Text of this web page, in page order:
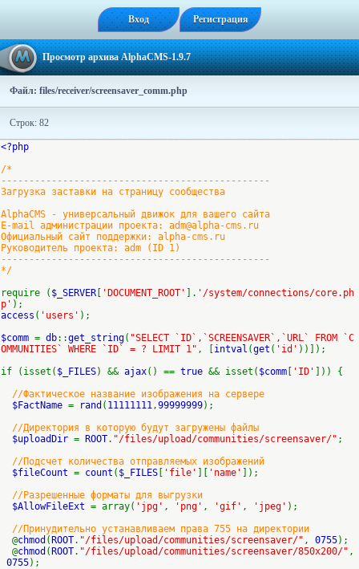
Вход Регистрация
Просмотр архива AlphaCMS-1.9.7
Файл: files/receiver/screensaver_comm.php
Строк: 82
<?php
/*
------------------------------------------------
Загрузка заставки на страницу сообщества
AlphaCMS - универсальный движок для вашего сайта
E-mail администрации проекта: adm@alpha-cms.ru
Официальный сайт поддержки: alpha-cms.ru
Руководитель проекта: adm (ID 1)
------------------------------------------------
*/
require ( $_SERVER 'DOCUMENT_ROOT' ]. '/system/connections/core.ph
p' );
access ( 'users' );
$comm = db::get_string( "SELECT `ID`,`SCREENSAVER`,`URL` FROM `C
OMMUNITIES` WHERE `ID` = ? LIMIT 1" , [ intval (get ( 'id' ))]);
if (isset( $_FILES) && ajax() == true && isset( $comm 'ID'
])) {
//Фактическое название изображения на сервере
$FactName = rand ( 11111111,99999999);
//Директория в которую будут загружены файлы
$uploadDir = ROOT. "/files/upload/communities/screensaver/" ;
//Подсчет количества отправляемых изображений
$fileCount = count ( $_FILES 'file' 'name'
]);
//Разрешенные форматы для выгрузки
$AllowFileExt = array( 'jpg' , 'png' , 'gif' , 'jpeg' );
//Принудительно устанавливаем права 755 на директории
@chmod ( ROOT. "/files/upload/communities/screensaver/" , 0755);
@chmod ( ROOT. "/files/upload/communities/screensaver/850x200/" ,
0755);